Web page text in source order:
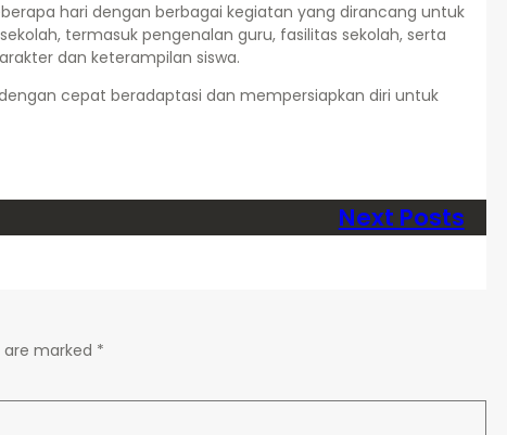
hari dengan berbagai kegiatan yang dirancang untuk
termasuk pengenalan guru, fasilitas sekolah, serta
dan keterampilan siswa.
cepat beradaptasi dan mempersiapkan diri untuk
Next Posts
are marked *